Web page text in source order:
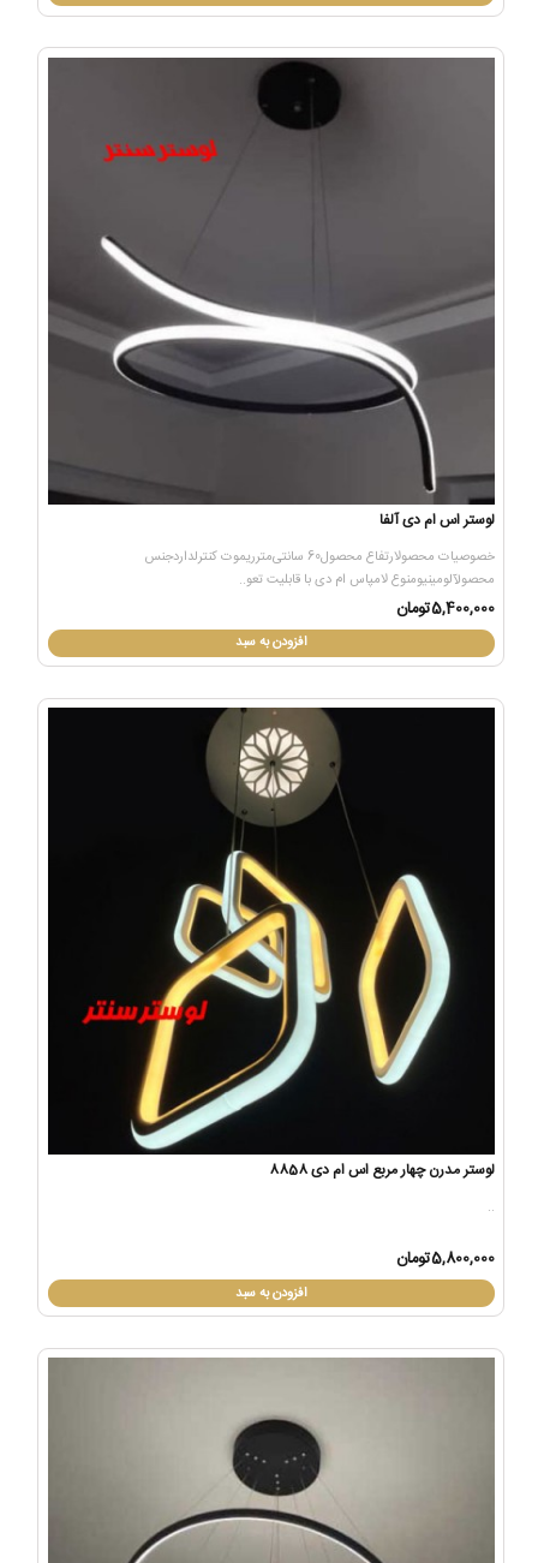
لوستر اس ام دی آلفا
خصوصیات محصولارتفاع محصول60 سانتی‌مترریموت کنترلداردجنس
محصولآلومینیومنوع لامپاس ام دی با قابلیت تعو..
5,400,000تومان
افزودن به سبد
لوستر مدرن چهار مربع اس ام دی 8858
..
5,800,000تومان
افزودن به سبد